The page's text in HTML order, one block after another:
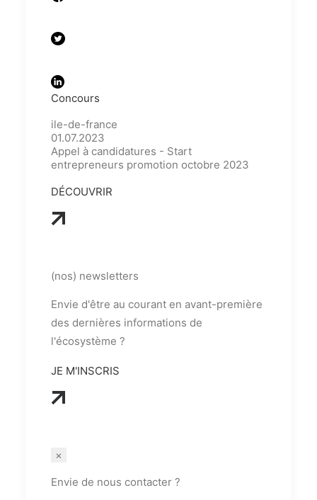
Concours
ile-de-france
01.07.2023
Appel à candidatures - Start
entrepreneurs promotion octobre 2023
DÉCOUVRIR
(nos) newsletters
Envie d'être au courant en avant-première
des dernières informations de
l'écosystème ?
JE M'INSCRIS
×
Envie de nous contacter ?